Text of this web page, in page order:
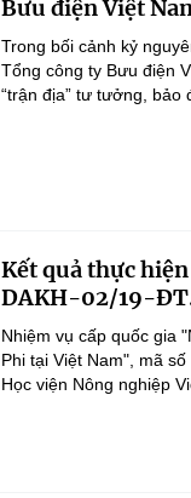
Bưu điện Việt
Trong bối cảnh kỷ
Tổng công ty Bưu điện
“trận địa” tư tưởng, bảo
Kết quả thực
DAKH-02/19-
Nhiệm vụ cấp quốc gia
Phi tại Việt Nam", mã
Học viện Nông nghiệp